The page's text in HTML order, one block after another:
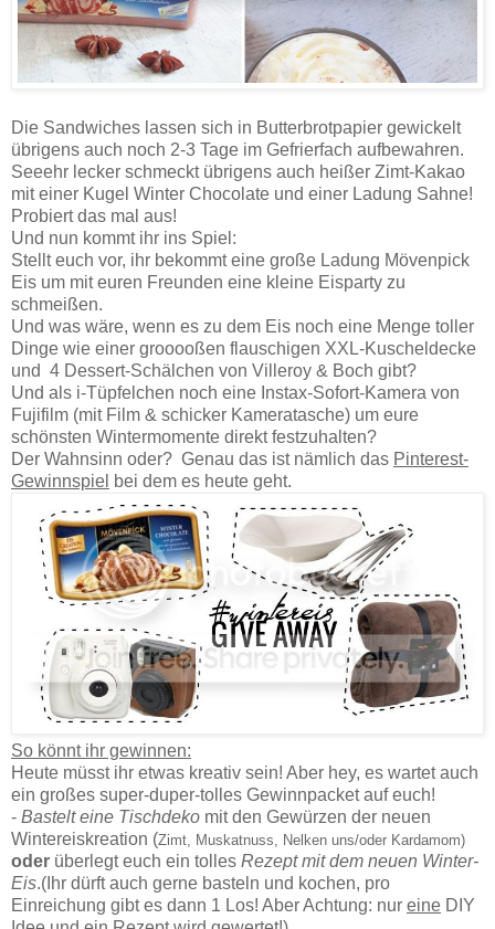
Die Sandwiches lassen sich in Butterbrotpapier gewickelt
übrigens auch noch 2-3 Tage im Gefrierfach aufbewahren.
Seeehr lecker schmeckt übrigens auch heißer Zimt-Kakao
mit einer Kugel Winter Chocolate und einer Ladung Sahne!
Probiert das mal aus!
Und nun kommt ihr ins Spiel:
Stellt euch vor, ihr bekommt eine große Ladung Mövenpick
Eis um mit euren Freunden eine kleine Eisparty zu
schmeißen.
Und was wäre, wenn es zu dem Eis noch eine Menge toller
Dinge wie einer grooooßen flauschigen XXL-Kuscheldecke
und 4 Dessert-Schälchen von Villeroy & Boch gibt?
Und als i-Tüpfelchen noch eine Instax-Sofort-Kamera von
Fujifilm (mit Film & schicker Kameratasche) um eure
schönsten Wintermomente direkt festzuhalten?
Der Wahnsinn oder? Genau das ist nämlich das Pinterest-
Gewinnspiel bei dem es heute geht.
So könnt ihr gewinnen:
Heute müsst ihr etwas kreativ sein! Aber hey, es wartet auch
ein großes super-duper-tolles Gewinnpacket auf euch!
- Bastelt eine Tischdeko mit den Gewürzen der neuen
Wintereiskreation (Zimt, Muskatnuss, Nelken uns/oder Kardamom)
oder überlegt euch ein tolles Rezept mit dem neuen Winter-
Eis.(Ihr dürft auch gerne basteln und kochen, pro
Einreichung gibt es dann 1 Los! Aber Achtung: nur eine DIY